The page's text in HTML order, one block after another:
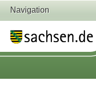
Navigation